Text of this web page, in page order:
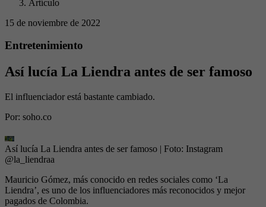
Artículo
15 de noviembre de 2022
Entretenimiento
Así lucía La Liendra antes de ser famoso
El influenciador está bastante cambiado.
Por: soho.co
Así lucía La Liendra antes de ser famoso | Foto: Instagram
@la_liendraa
Mauricio Gómez, más conocido en redes sociales como ‘La
Liendra’, es uno de los influenciadores más reconocidos y mejor
pagados de Colombia.